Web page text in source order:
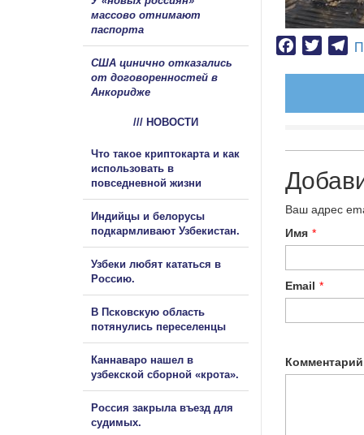
Facebook
Twitter
Ваш адрес
Имя *
Email *
Комментарий
массово отнимают
паспорта
США цинично отказались
от договоренностей в
Анкоридже
/// НОВОСТИ
Что такое криптокарта и как
использовать в
повседневной жизни
Индийцы и белорусы
подкармливают Узбекистан.
Узбеки любят кататься в
Россию.
В Псковскую область
потянулись переселенцы
Каннаваро нашел в
узбекской сборной «крота».
Россия закрыла въезд для
судимых.